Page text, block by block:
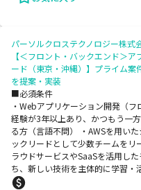
パーソルクロステクノロジー株式
【＜フロント・バックエンド＞
ード（東京・沖縄）】プライム案
を提案・実装
■必須条件
・Webアプリケーション開発（
経験が3年以上あり、かつもう一
る方（言語不問） ・AWSを用い
ックリードとして少数チームをリ
ラウドサービスやSaaSを活用し
ち、新しい技術を主体的に学習・